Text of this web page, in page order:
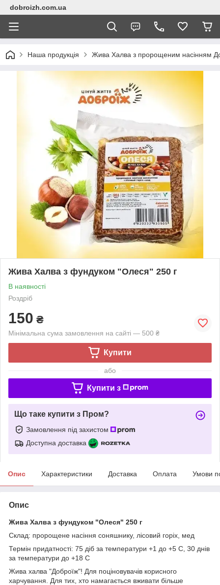
dobroizh.com.ua
Наша продукція Жива Халва з пророщеним насінням
Жива Халва з фундуком "Олеся" 250 г
В наявності
Роздріб
150 ₴
Мінімальна сума замовлення на сайті — 500 ₴
Купити
або
Купити з
Що таке купити з Пром?
Замовлення під захистом
Доступна доставка
Опис Характеристики Доставка Оплата Умови
Опис
Жива Халва з фундуком "Олеся" 250 г
Склад: пророщене насіння соняшнику, лісовий горіх, мед
Термін придатності: 75 діб за температури +1 до +5 С, 30 днів
за температури до +18 С
Жива халва "Доброїж"! Для поціновувачів корисного
харчування. Для тих, хто намагається вживати більше